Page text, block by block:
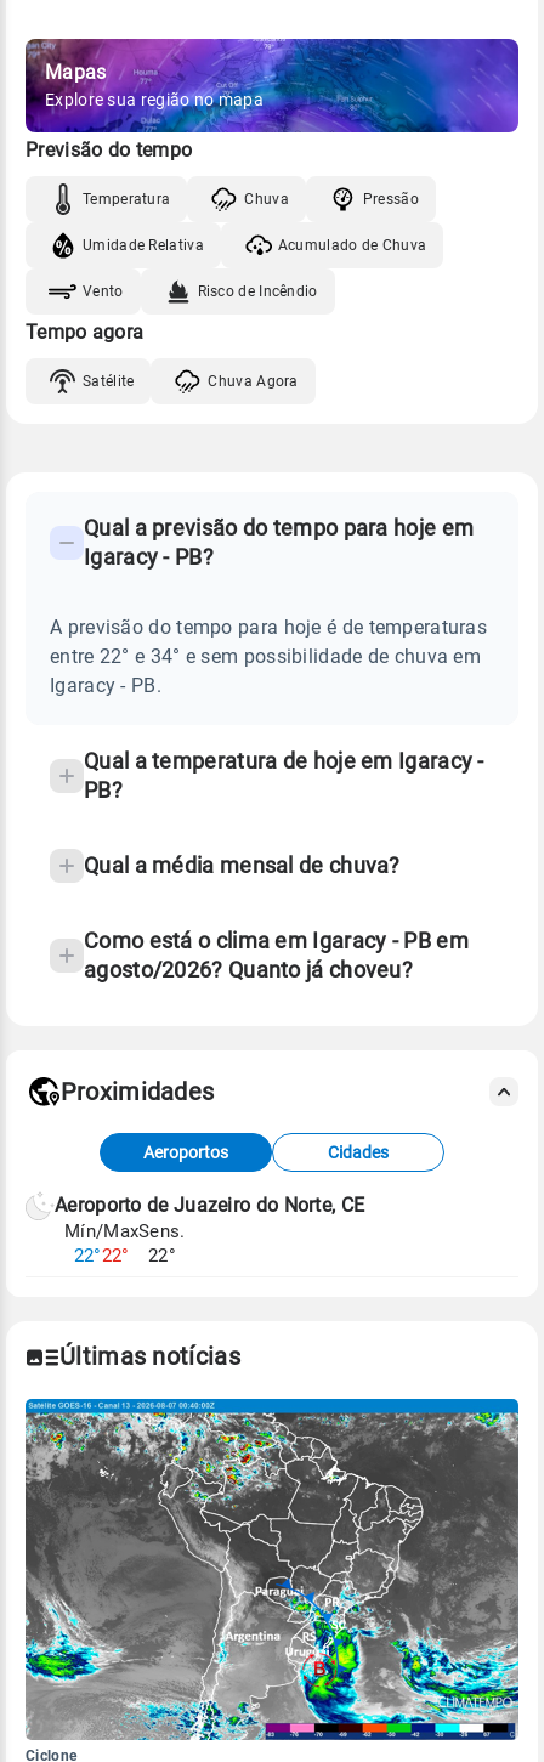
Mapas
Explore sua região no mapa
Previsão do tempo
Temperatura Chuva Pressão
Umidade Relativa Acumulado de Chuva
Vento Risco de Incêndio
Tempo agora
Satélite Chuva Agora
PREVISÃO
TEMPO
IGARACY
Perguntas
sobre
chuva
Qual a previsão do tempo para hoje em
Igaracy - PB?
A previsão do tempo para hoje é de temperaturas
entre 22° e 34° e sem possibilidade de chuva em
Igaracy - PB.
Qual a temperatura de hoje em Igaracy -
PB?
Qual a média mensal de chuva?
Como está o clima em Igaracy - PB em
agosto/2026? Quanto já choveu?
Fonte: dados combinados de estações
meteorológicas e satélite do Centro de Previsão
de Tempo e Estudos Climáticos (CPTEC).
Para obter mais informações sobre os dados
Proximidades
Aeroportos Cidades
Aeroporto de Juazeiro do Norte, CE
Mín/Max
22°22°
Sens.
22°
Últimas notícias
Ciclone